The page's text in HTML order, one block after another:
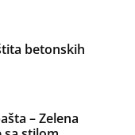
betonskih
– Zelena